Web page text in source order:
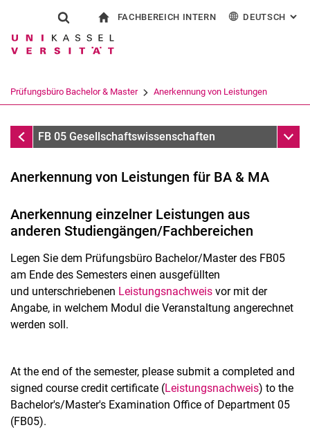
Springe direkt zu: Inhalt
Springe direkt zu: Suche
Springe direkt zu:
Suchformular
Suchbegriff
Suchen (öffnet externen Link in einem
FACHBEREICH INTERN DEUTSCH :
Prüfungsbüro Bachelor & Master Anerkennung von Leistungen
Prüfungsbüro Bachelor & Master
FB 05 Gesellschaftswissenschaften
Beauftragte des Fachbereichs
QSL-Kommissionen zur Mittelvergabe
Prüfungsämter & -ausschüsse
Prüfungsbüro Lehramt Geschichte und Politik & Wirtschaft
Praxiskoordination
Studienkoordination
Informationsmanagement
Anerkennung von Leistungen für BA & MA
Anerkennung einzelner Leistungen aus
anderen Studiengängen/Fachbereichen
Legen Sie dem Prüfungsbüro Bachelor/Master des FB05
am Ende des Semesters einen ausgefüllten
und unterschriebenen Leistungsnachweis vor mit der
Angabe, in welchem Modul die Veranstaltung angerechnet
werden soll.
At the end of the semester, please submit a completed and
signed course credit certificate (Leistungsnachweis) to the
Bachelor's/Master's Examination Office of Department 05
(FB05).